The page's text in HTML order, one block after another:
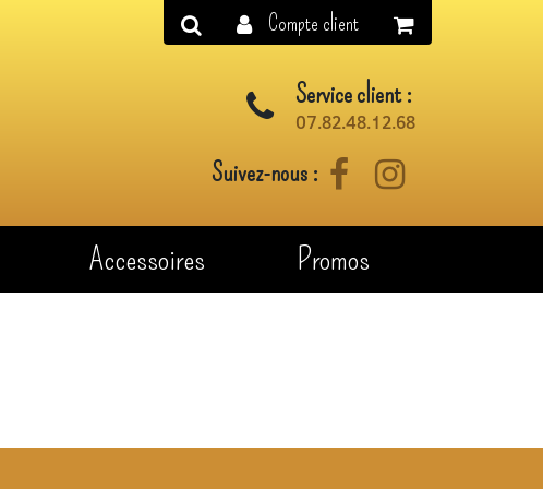
Service client :
07.82.48.12.68
Suivez-nous : FacebookInstagram
Accessoires Promos
Compte client